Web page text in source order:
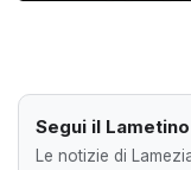
Segui il Lametino
Le notizie di